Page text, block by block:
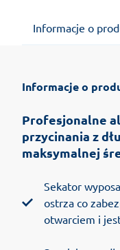
Informacje o
Informacje o
Profesjonalne
przycinania z
maksymalnej
Sekator
ostrza co
otwarciem i